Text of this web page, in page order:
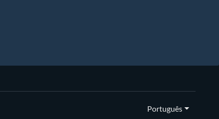
Português